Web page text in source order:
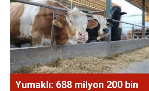
Yumaklı: 688 milyon 200 bin